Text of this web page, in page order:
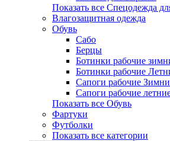
Показать все Спецодежда
Влагозащитная одежда
Обувь
Сабо
Берцы
Ботинки рабочие
Ботинки рабочие
Сапоги рабочие
Сапоги рабочие
Показать все Обувь
Фартуки
Футболки
Показать все категории